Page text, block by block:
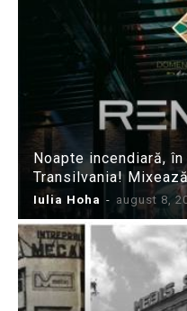
Noapte incendiară,
Transilvania!
Iulia Hoha - august 8,